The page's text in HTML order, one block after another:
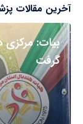
آخرین مقالات
گرفت